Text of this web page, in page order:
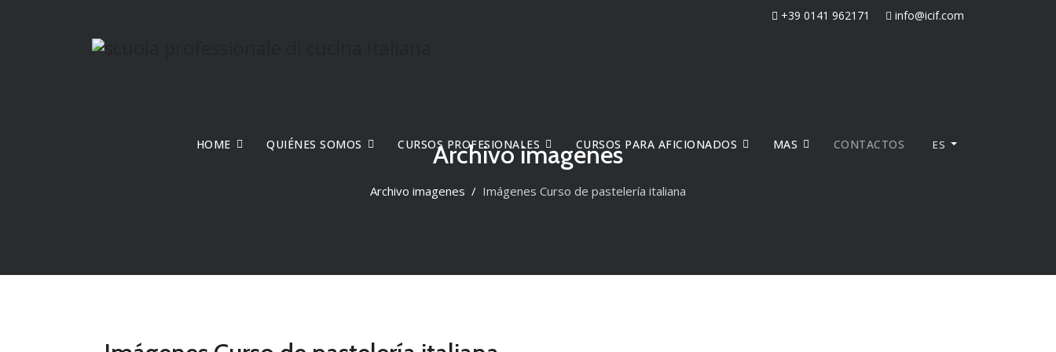
+39 0141 962171 info@icif.com
HOME QUIÉNES SOMOS CURSOS PROFESIONALES CURSOS PARA AFICIONADOS MAS CONTACTOS ES
Archivo imagenes
Archivo imagenes Imágenes Curso de pastelería italiana